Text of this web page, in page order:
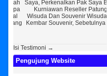
Saya, Perkenalkan Pak Saya Bayu
Kurniawan Reseller Patung
Wisuda Dan Souvenir Wisuda Di
Kembar Souvenir, Sebetulnya S...
Isi Testimoni →
Pengujung Website